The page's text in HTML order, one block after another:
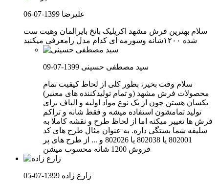
علیرضا 1399-07-06
سلام بهترین فرش مشهد اکریلیک بانخ بایرالمان وهیت ست
شده ۱۲۰۰شانه وسورمه ای کدام مدل رامعرفی میکنید
سید مصطفی حسینی 1399-07-09
سلام وقت بخیر، بطور کلی از لحاظ کیفیت تمام
محصولات فرش مشهد (و تمام تولیدکننده های معتبر)
یکسان هستن چون از یک نوع مواد اولیه و الیاف برای
تولید تمامشون استفاده میشه و فقط شانه و تراکم
فرش ها تغییر میکنه اما از لحاظ طرح و نقشه کاملا به
سلیقه شما بستگی داره. به عنوان مثال طرح های کد
802001 یا 802038 یا 802026 و ... از طرح های پر
فروش 1200 شانه محسوب میشن
زارع زاده 1399-07-05